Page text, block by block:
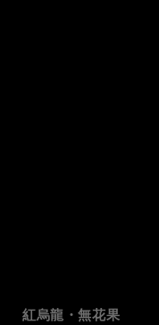
紅烏龍・無花果